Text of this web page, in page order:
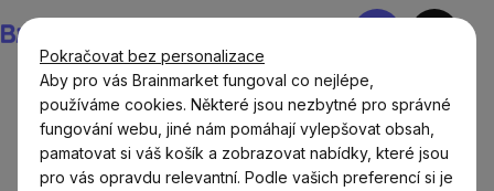
Pokračovat bez personalizace
Aby pro vás Brainmarket fungoval co nejlépe,
používáme cookies. Některé jsou nezbytné pro správné
fungování webu, jiné nám pomáhají vylepšovat obsah,
pamatovat si váš košík a zobrazovat nabídky, které jsou
pro vás opravdu relevantní. Podle vašich preferencí si je
na
obsah
Nákupní
BrainMax® BrainMax® doplňky stravy
Minerály,
multiminerály, elektrolyty